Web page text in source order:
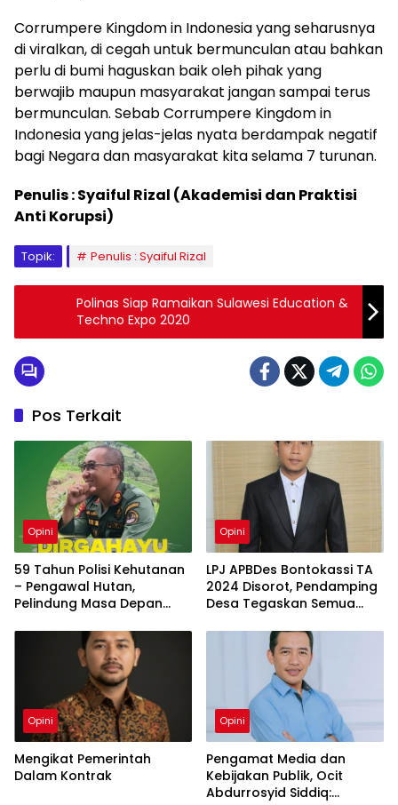
Corrumpere Kingdom in Indonesiayang seharusnya
di viralkan, di cegah untuk bermunculan atau bahkan
perlu di bumi haguskan baik oleh pihak yang
berwajib maupun masyarakat jangan sampai terus
bermunculan. SebabCorrumpere Kingdom in
Indonesiayang jelas-jelas nyata berdampak negatif
bagi Negara dan masyarakat kitaselama 7 turunan.
Penulis : Syaiful Rizal (Akademisi dan Praktisi
Anti Korupsi)
Topik: Penulis : Syaiful Rizal
Polinas Siap Ramaikan Sulawesi Education &
Techno Expo 2020
Pos Terkait
Opini
59 Tahun Polisi Kehutanan
– Pengawal Hutan,
Pelindung Masa Depan
Opini
LPJ APBDes Bontokassi TA
2024 Disorot, Pendamping
Desa Tegaskan Semua
Prosedur
Opini
Mengikat Pemerintah
Dalam Kontrak
Opini
Pengamat Media dan
Kebijakan Publik, Ocit
Abdurrosyid Siddiq: